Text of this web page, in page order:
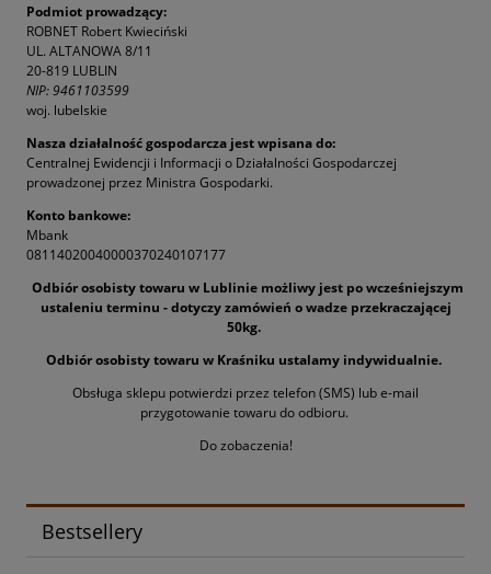
Podmiot prowadzący:
ROBNET Robert Kwieciński
UL. ALTANOWA 8/11
20-819 LUBLIN
NIP: 9461103599
woj. lubelskie
Nasza działalność gospodarcza jest wpisana do:
Centralnej Ewidencji i Informacji o Działalności Gospodarczej
prowadzonej przez Ministra Gospodarki.
Konto bankowe:
Mbank
08114020040000370240107177
Odbiór osobisty towaru w Lublinie możliwy jest po wcześniejszym
ustaleniu terminu - dotyczy zamówień o wadze przekraczającej
50kg.
Odbiór osobisty towaru w Kraśniku ustalamy indywidualnie.
Obsługa sklepu potwierdzi przez telefon (SMS) lub e-mail
przygotowanie towaru do odbioru.
Do zobaczenia!
Bestsellery